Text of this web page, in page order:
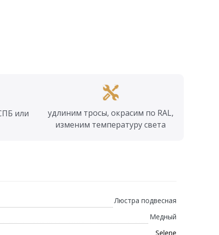
или
удлиним тросы, окрасим по RAL,
изменим температуру света
Люстра подвесная
Медный
Selene